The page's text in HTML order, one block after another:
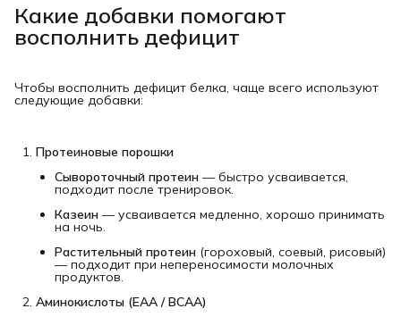
Какие добавки помогают
восполнить дефицит
Чтобы восполнить дефицит белка, чаще всего используют
следующие добавки:
Протеиновые порошки
Сывороточный протеин — быстро усваивается,
подходит после тренировок.
Казеин — усваивается медленно, хорошо принимать
на ночь.
Растительный протеин (гороховый, соевый, рисовый)
— подходит при непереносимости молочных
продуктов.
Аминокислоты (EAA / BCAA)